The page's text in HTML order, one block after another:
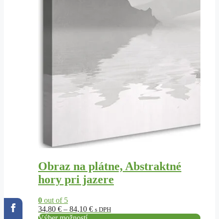
Obraz na plátne, Abstraktné
hory pri jazere
0 out of 5
34,80 € – 84,10 €Price
s DPH